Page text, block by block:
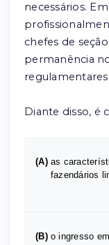
necessários.
chefes de
permanência
regulamentares.
Diante disso, é
(A) as
fazendários
(B) o ingresso